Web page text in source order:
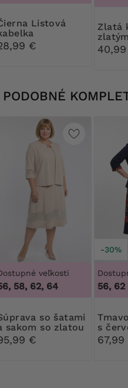
€
Zlatá kabelka so
PODOBNÉ
veľkosti
58, 62, 64
sakom so zlatou
€
-30%
56, 62
Tmavomodré šaty
s